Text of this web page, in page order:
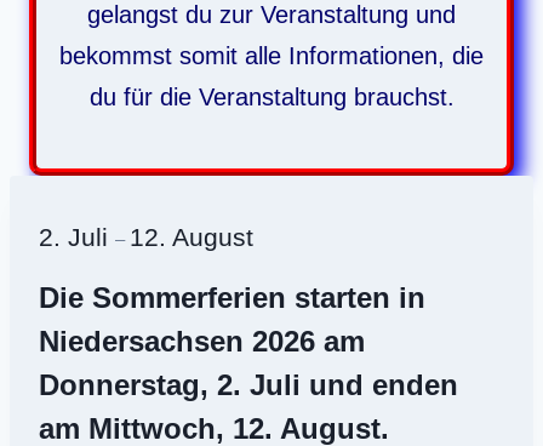
gelangst du zur Veranstaltung und
bekommst somit alle Informationen, die
du für die Veranstaltung brauchst.
2. Juli – 12. August
Die Sommerferien starten in
Niedersachsen 2026 am
Donnerstag, 2. Juli und enden
am Mittwoch, 12. August.